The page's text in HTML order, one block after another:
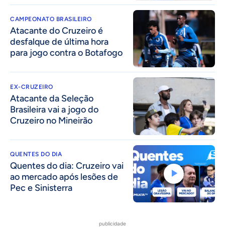
CAMPEONATO BRASILEIRO
Atacante do Cruzeiro é
desfalque de última hora
para jogo contra o Botafogo
EX-CRUZEIRO
Atacante da Seleção
Brasileira vai a jogo do
Cruzeiro no Mineirão
QUENTES DO DIA
Quentes do dia: Cruzeiro vai
ao mercado após lesões de
Pec e Sinisterra
publicidade